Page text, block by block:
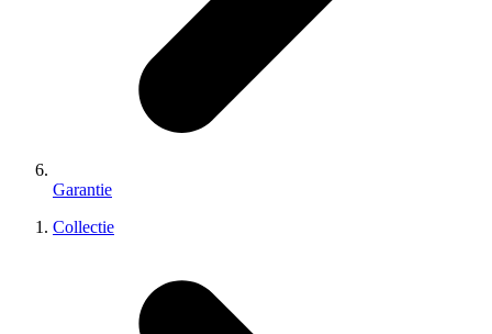
Garantie
Collectie